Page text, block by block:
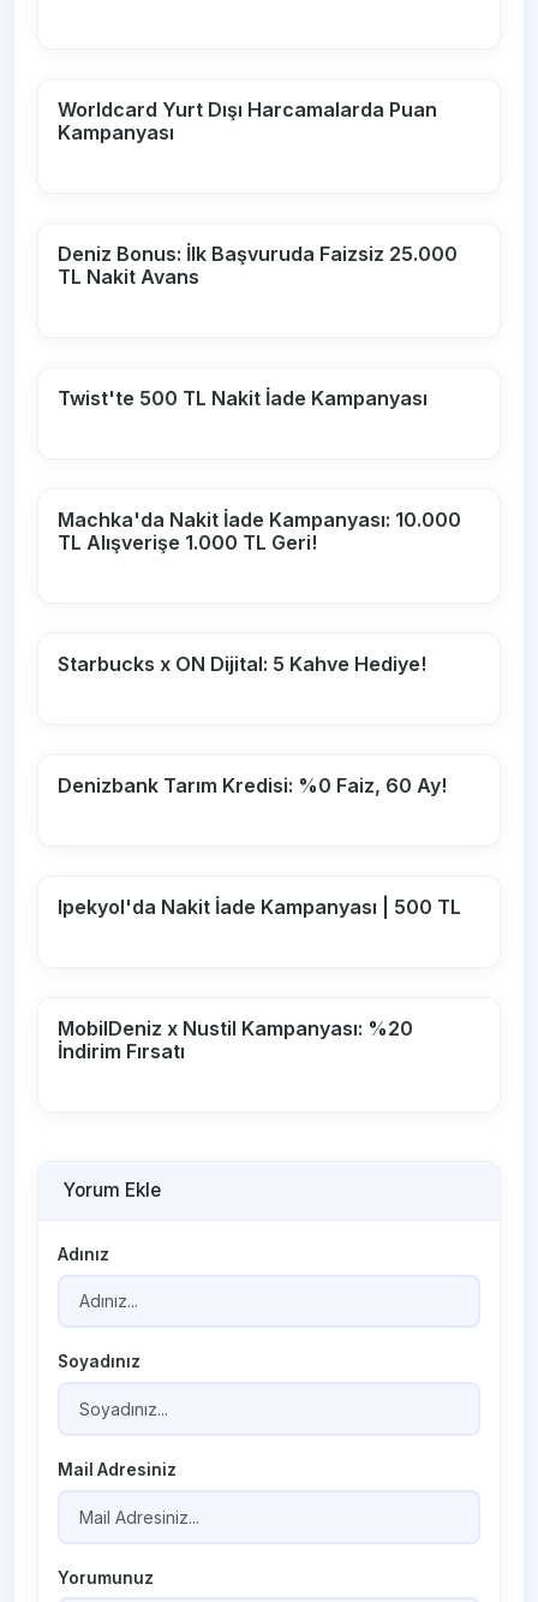
Worldcard Yurt Dışı Harcamalarda Puan
Kampanyası
Deniz Bonus: İlk Başvuruda Faizsiz 25.000
TL Nakit Avans
Twist'te 500 TL Nakit İade Kampanyası
Machka'da Nakit İade Kampanyası: 10.000
TL Alışverişe 1.000 TL Geri!
Starbucks x ON Dijital: 5 Kahve Hediye!
Denizbank Tarım Kredisi: %0 Faiz, 60 Ay!
Ipekyol'da Nakit İade Kampanyası | 500 TL
MobilDeniz x Nustil Kampanyası: %20
İndirim Fırsatı
Yorum Ekle
Adınız
Soyadınız
Mail Adresiniz
Yorumunuz